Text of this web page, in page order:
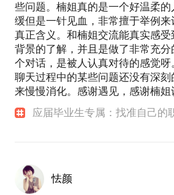
些问题。楠姐真的是一个好温柔
缓但是一针见血，非常擅于举例
真正含义。和楠姐交流能真实感
背景的了解，并且是做了非常充
个对话，是被人认真对待的感觉
聊天过程中的某些问题还没有深
来慢慢消化。感谢遇见，感谢楠姐
应届毕业生专属：找准自己的
怯颜